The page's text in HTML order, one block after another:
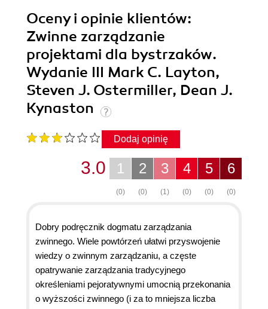
Oceny i opinie klientów:
Zwinne zarządzanie
projektami dla bystrzaków.
Wydanie III Mark C. Layton,
Steven J. Ostermiller, Dean J.
Kynaston
Dodaj opinię
6
(0)
5
(0)
4
(0)
3
(1)
2
(0)
1
(0)
3.0
Dobry podręcznik dogmatu zarządzania
zwinnego. Wiele powtórzeń ułatwi przyswojenie
wiedzy o zwinnym zarządzaniu, a częste
opatrywanie zarządzania tradycyjnego
określeniami pejoratywnymi umocnią przekonania
o wyższości zwinnego (i za to mniejsza liczba